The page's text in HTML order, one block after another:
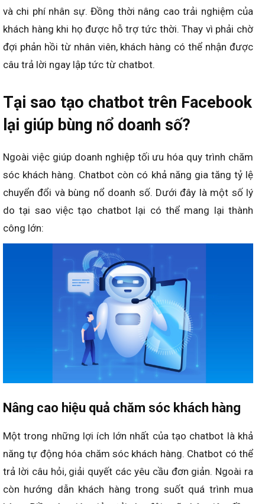
và chi phí nhân sự. Đồng thời nâng cao trải nghiệm của
khách hàng khi họ được hỗ trợ tức thời. Thay vì phải chờ
đợi phản hồi từ nhân viên, khách hàng có thể nhận được
câu trả lời ngay lập tức từ chatbot.
Tại sao tạo chatbot trên Facebook
lại giúp bùng nổ doanh số?
Ngoài việc giúp doanh nghiệp tối ưu hóa quy trình chăm
sóc khách hàng. Chatbot còn có khả năng gia tăng tỷ lệ
chuyển đổi và bùng nổ doanh số. Dưới đây là một số lý
do tại sao việc tạo chatbot lại có thể mang lại thành
công lớn:
Nâng cao hiệu quả chăm sóc khách hàng
Một trong những lợi ích lớn nhất của tạo chatbot là khả
năng tự động hóa chăm sóc khách hàng. Chatbot có thể
trả lời câu hỏi, giải quyết các yêu cầu đơn giản. Ngoài ra
còn hướng dẫn khách hàng trong suốt quá trình mua